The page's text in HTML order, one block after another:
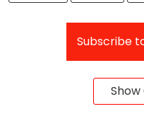
Subscribe